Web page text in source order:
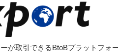
が取引できるBtoBプラットフォー